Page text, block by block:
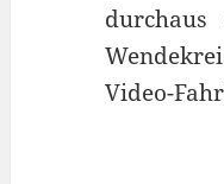
Video-